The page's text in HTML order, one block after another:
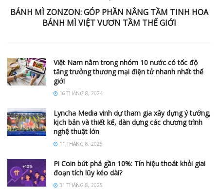
BÁNH MÌ ZONZON: GÓP PHẦN NÂNG TẦM TINH HOA
BÁNH MÌ VIỆT VƯƠN TẦM THẾ GIỚI
Việt Nam nằm trong nhóm 10 nước có tốc độ
tăng trưởng thương mại điện tử nhanh nhất thế
giới
16 THÁNG 8, 2024
Lyncha Media vinh dự tham gia xây dựng ý tưởng,
kịch bản và thiết kế, dàn dựng các chương trình
nghệ thuật lớn
11 THÁNG 8, 2025
Pi Coin bứt phá gần 10%: Tín hiệu thoát khỏi giai
đoạn tích lũy kéo dài?
31 THÁNG 8, 2025